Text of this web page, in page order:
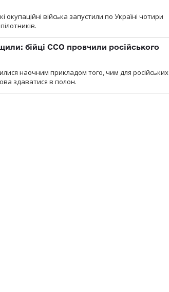
окупаційні війська запустили по Україні чотири
бійці ССО провчили російського
наочним прикладом того, чим для російських
здаватися в полон.